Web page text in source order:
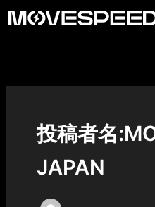
内
容
投稿者名
JAPAN